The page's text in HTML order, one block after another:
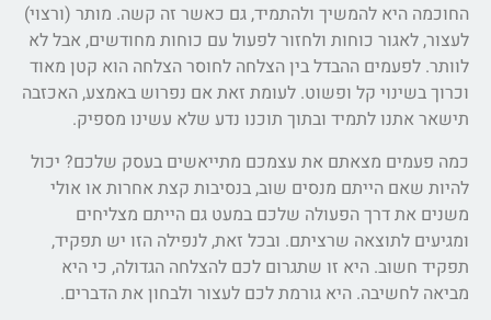
החוכמה היא להמשיך ולהתמיד, גם כאשר זה קשה. מותר (ורצוי)
לעצור, לאגור כוחות ולחזור לפעול עם כוחות מחודשים, אבל לא
לוותר. לפעמים ההבדל בין הצלחה לחוסר הצלחה הוא קטן מאוד
וכרוך בשינוי קל ופשוט. לעומת זאת אם נפרוש באמצע, האכזבה
תישאר אתנו לתמיד ובתוך תוכנו נדע שלא עשינו מספיק.
כמה פעמים מצאתם את עצמכם מתייאשים בעסק שלכם? יכול
להיות שאם הייתם מנסים שוב, בנסיבות קצת אחרות או אולי
משנים את דרך הפעולה שלכם במעט גם הייתם מצליחים
ומגיעים לתוצאה שרציתם. ובכל זאת, לנפילה הזו יש תפקיד,
תפקיד חשוב. היא זו שתגרום לכם להצלחה הגדולה, כי היא
מביאה לחשיבה. היא גורמת לכם לעצור ולבחון את הדברים.